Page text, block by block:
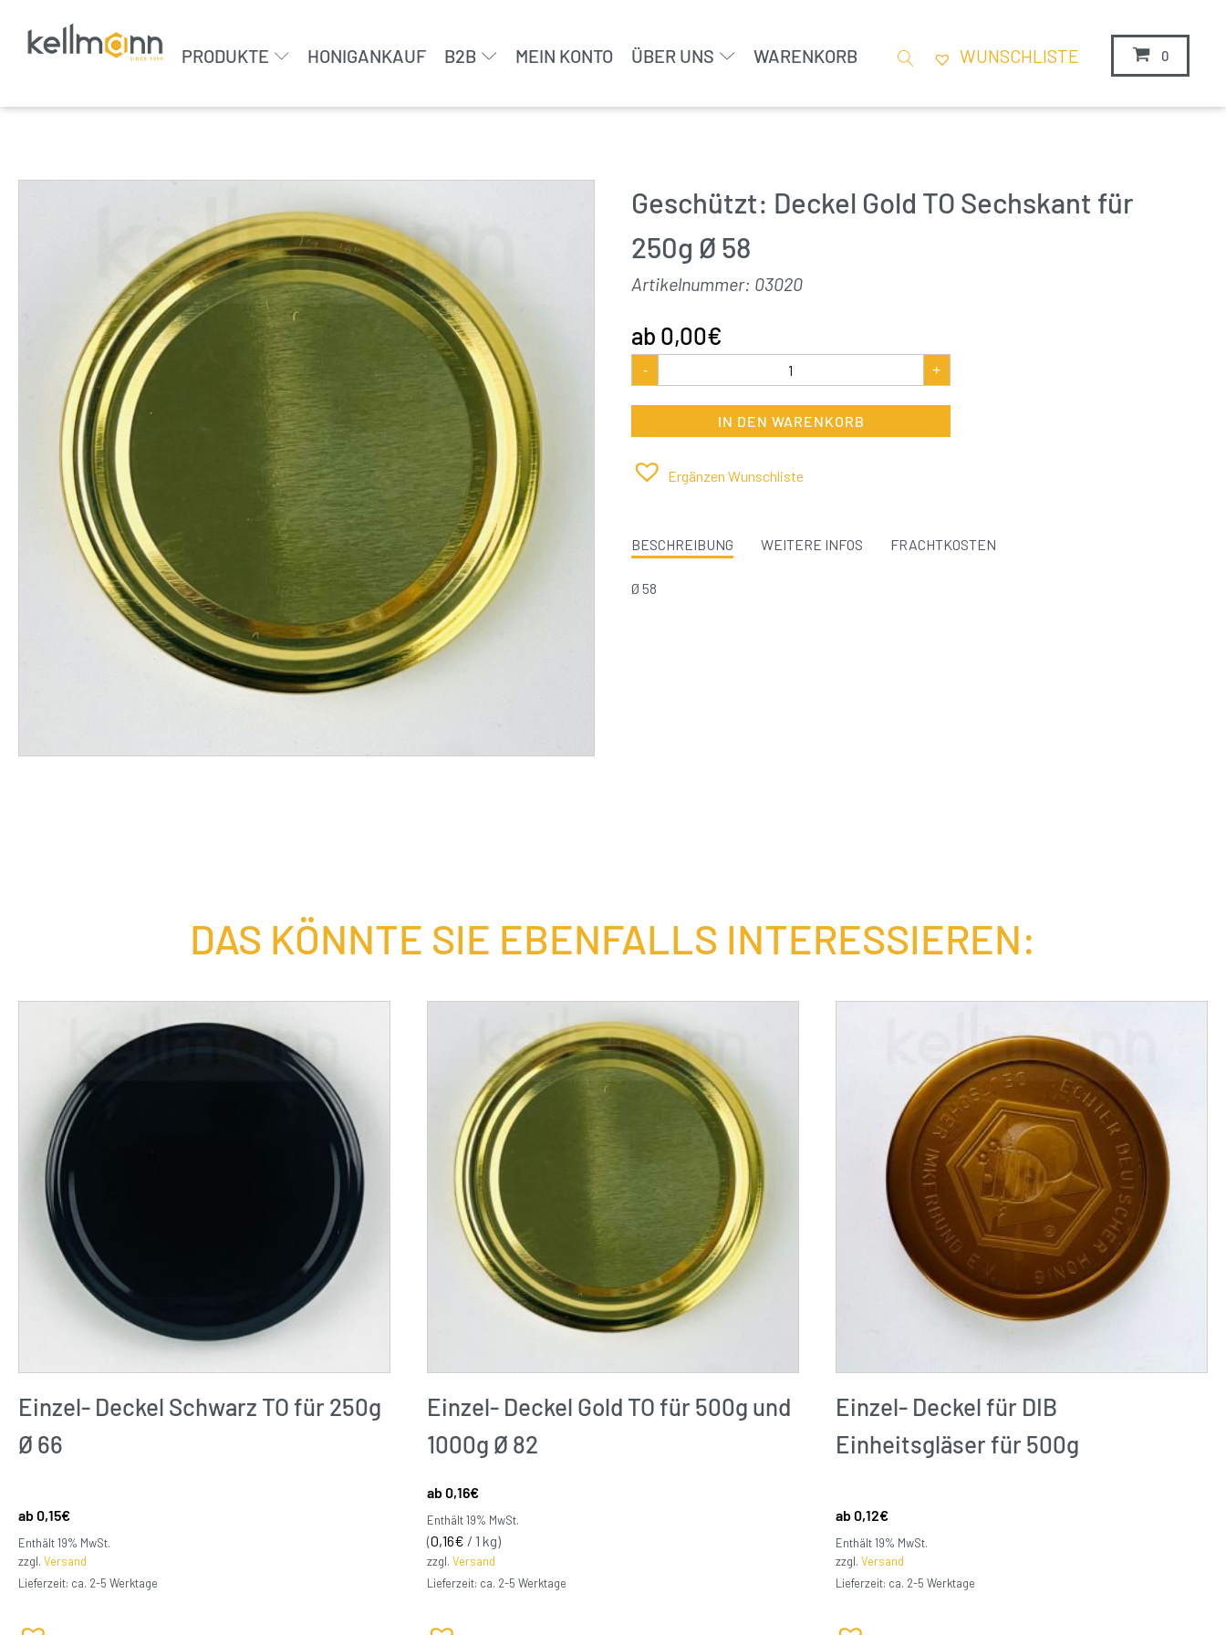
PRODUKTE HONIGANKAUF B2B MEIN KONTO ÜBER UNS WARENKORB WUNSCHLISTE 0
Geschützt: Deckel Gold TO Sechskant für
250g Ø 58
Artikelnummer: 03020
0,00€
-
Gold
250g
58
Menge
+
IN DEN WARENKORB
Ergänzen Wunschliste
BESCHREIBUNG WEITERE INFOS FRACHTKOSTEN
Ø 58
DAS KÖNNTE SIE EBENFALLS INTERESSIEREN:
Einzel- Deckel Schwarz TO für 250g
Ø 66
0,15€
Enthält 19% MwSt.
zzgl. Versand
Lieferzeit: ca. 2-5 Werktage
Einzel- Deckel Gold TO für 500g und
1000g Ø 82
0,16€
Enthält 19% MwSt.
(0,16€ / 1 kg)
zzgl. Versand
Lieferzeit: ca. 2-5 Werktage
Einzel- Deckel für DIB
Einheitsgläser für 500g
0,12€
Enthält 19% MwSt.
zzgl. Versand
Lieferzeit: ca. 2-5 Werktage